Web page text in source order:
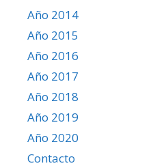
Año 2014
Año 2015
Año 2016
Año 2017
Año 2018
Año 2019
Año 2020
Contacto